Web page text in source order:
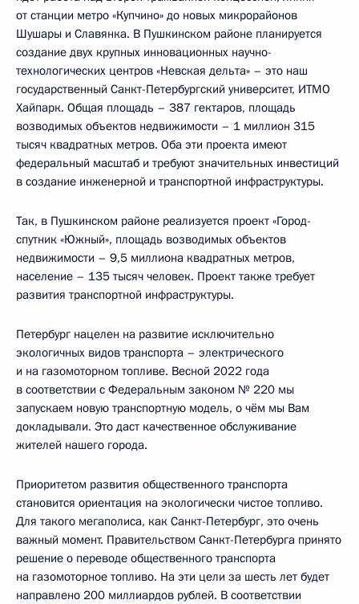
от станции метро «Купчино» до новых микрорайонов
Шушары и Славянка. В Пушкинском районе планируется
создание двух крупных инновационных научно-
технологических центров «Невская дельта» – это наш
государственный Санкт-Петербургский университет, ИТМО
Хайпарк. Общая площадь – 387 гектаров, площадь
возводимых объектов недвижимости – 1 миллион 315
тысяч квадратных метров. Оба эти проекта имеют
федеральный масштаб и требуют значительных инвестиций
в создание инженерной и транспортной инфраструктуры.
Так, в Пушкинском районе реализуется проект «Город-
спутник «Южный», площадь возводимых объектов
недвижимости – 9,5 миллиона квадратных метров,
население – 135 тысяч человек. Проект также требует
развития транспортной инфраструктуры.
Петербург нацелен на развитие исключительно
экологичных видов транспорта – электрического
и на газомоторном топливе. Весной 2022 года
в соответствии с Федеральным законом № 220 мы
запускаем новую транспортную модель, о чём мы Вам
докладывали. Это даст качественное обслуживание
жителей нашего города.
Приоритетом развития общественного транспорта
становится ориентация на экологически чистое топливо.
Для такого мегаполиса, как Санкт-Петербург, это очень
важный момент. Правительством Санкт-Петербурга принято
решение о переводе общественного транспорта
на газомоторное топливо. На эти цели за шесть лет будет
направлено 200 миллиардов рублей. В соответствии